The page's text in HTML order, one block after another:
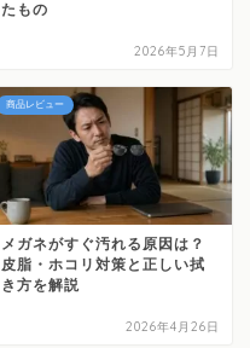
たもの
2026年5月7日
商品レビュー
メガネがすぐ汚れる原因は？
皮脂・ホコリ対策と正しい拭
き方を解説
2026年4月26日